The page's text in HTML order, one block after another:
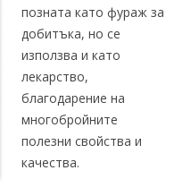
позната като фураж за
добитъка, но се
използва и като
лекарство,
благодарение на
многобройните
полезни свойства и
качества.